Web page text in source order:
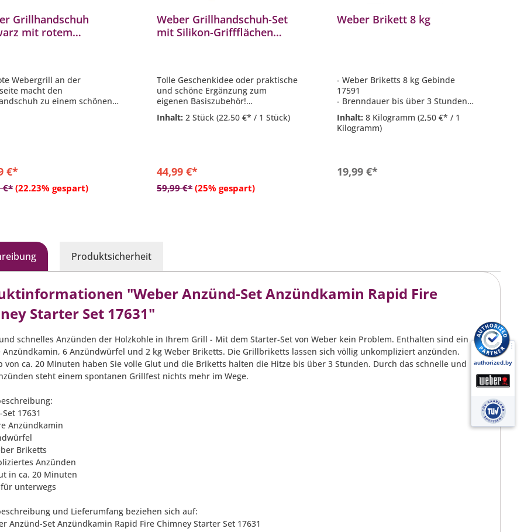
Grillhandschuh
mit rotem
Webergrill an der
macht den
zu einem schönen
€*
€* (22.23% gespart)
In den Warenkorb
Weber Grillhandschuh-Set
mit Silikon-Griffflächen
Tolle Geschenkidee oder praktische
und schöne Ergänzung zum
eigenen Basiszubehör!
- Schwarz mit rotem Webergrill
6670
Inhalt:2 Stück(22,50 €* / 1 Stück)
44,99 €*
59,99 €* (25% gespart)
In den Warenkorb
Weber Brikett 8 kg
- Weber Briketts 8 kg Gebinde
17591
- Brenndauer bis über 3 Stunden
- unkompliziertes Anzünden
- volle Glut in ca. 20 Minuten
- perfekt für unterwegs
Inhalt: 8 Kilogramm (2,50 €* / 1
Kilogramm)
19,99 €*In den Warenkorb
Produktsicherheit
"Weber Anzünd-Set Anzündkamin Rapid Fire
Starter Set 17631"
schnelles Anzünden der Holzkohle in Ihrem Grill - Mit dem Starter-Set von Weber kein Problem. Enthalten sind ein
Anzündkamin, 6 Anzündwürfel und 2 kg Weber Briketts. Die Grillbriketts lassen sich völlig unkompliziert anzünden.
von ca. 20 Minuten haben Sie volle Glut und die Briketts halten die Hitze bis über 3 Stunden. Durch das schnelle und
steht einem spontanen Grillfest nichts mehr im Wege.
17631
Anzündkamin
Briketts
Anzünden
in ca. 20 Minuten
unterwegs
und Lieferumfang beziehen sich auf:
Anzünd-Set Anzündkamin Rapid Fire Chimney Starter Set 17631